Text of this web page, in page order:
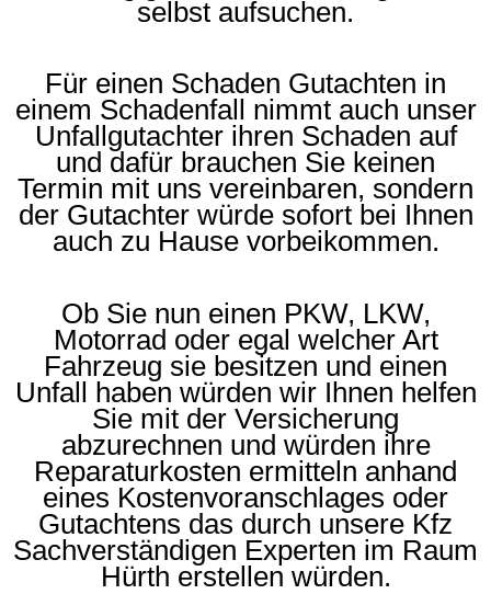
selbst aufsuchen.
Für einen Schaden Gutachten in
einem Schadenfall nimmt auch unser
Unfallgutachter ihren Schaden auf
und dafür brauchen Sie keinen
Termin mit uns vereinbaren, sondern
der Gutachter würde sofort bei Ihnen
auch zu Hause vorbeikommen.
Ob Sie nun einen PKW, LKW,
Motorrad oder egal welcher Art
Fahrzeug sie besitzen und einen
Unfall haben würden wir Ihnen helfen
Sie mit der Versicherung
abzurechnen und würden ihre
Reparaturkosten ermitteln anhand
eines Kostenvoranschlages oder
Gutachtens das durch unsere Kfz
Sachverständigen Experten im Raum
Hürth erstellen würden.